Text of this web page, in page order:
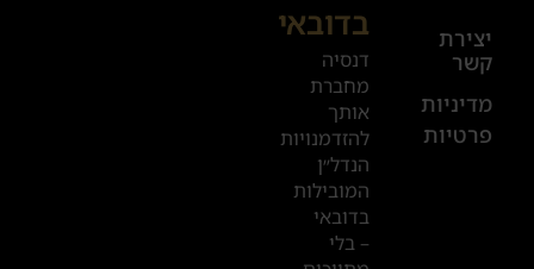
יצירת
קשר
מדיניות
פרטיות
+972
52
601
2019
המשרדים
שלנו
בדובאי
דנסיה
מחברת
אותך
להזדמנויות
הנדל״ן
המובילות
בדובאי
– בלי